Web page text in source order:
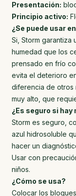
Presentación:
Principio activo:
¿Se puede usar
Si, Storm garantiza
humedad que los
prensado en frío
evita el deterioro
diferencia de otros
muy alto, que
¿Es seguro si
Storm es seguro,
azul hidrosoluble
hacer un
Usar con
niños.
¿Cómo se usa?
Colocar los